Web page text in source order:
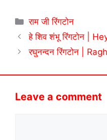
Categories
राम जी रिंगटोन
हे शिव शंभू रिंगटोन |
रघुनन्दन रिंगटोन |
Leave a comment